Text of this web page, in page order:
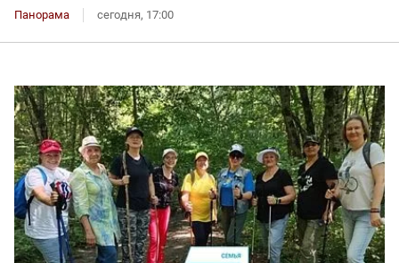
Панорама сегодня, 17:00